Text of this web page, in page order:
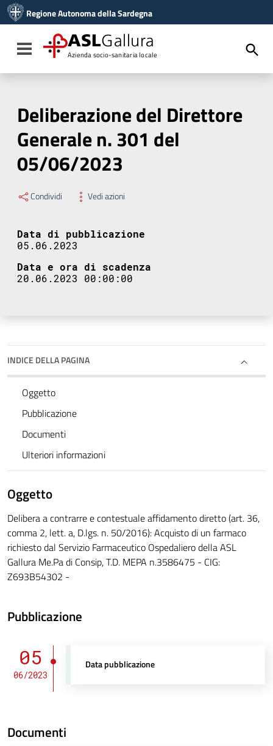
Vai al menu di navigazione
Vai al footer
Regione Autonoma della Sardegna
Toggle navigation
ASLGallura
Azienda socio-sanitaria locale
Deliberazione del Direttore
Generale n. 301 del
05/06/2023
Condividi Vedi azioni
Data di pubblicazione
05.06.2023
Data e ora di scadenza
20.06.2023 00:00:00
INDICE DELLA PAGINA
Oggetto
Pubblicazione
Documenti
Ulteriori informazioni
Oggetto
Delibera a contrarre e contestuale affidamento diretto (art. 36,
comma 2, lett. a, D.lgs. n. 50/2016): Acquisto di un farmaco
richiesto dal Servizio Farmaceutico Ospedaliero della ASL
Gallura Me.Pa di Consip, T.D. MEPA n.3586475 - CIG:
Z693B54302 -
Pubblicazione
05
06/2023
Data pubblicazione
Documenti